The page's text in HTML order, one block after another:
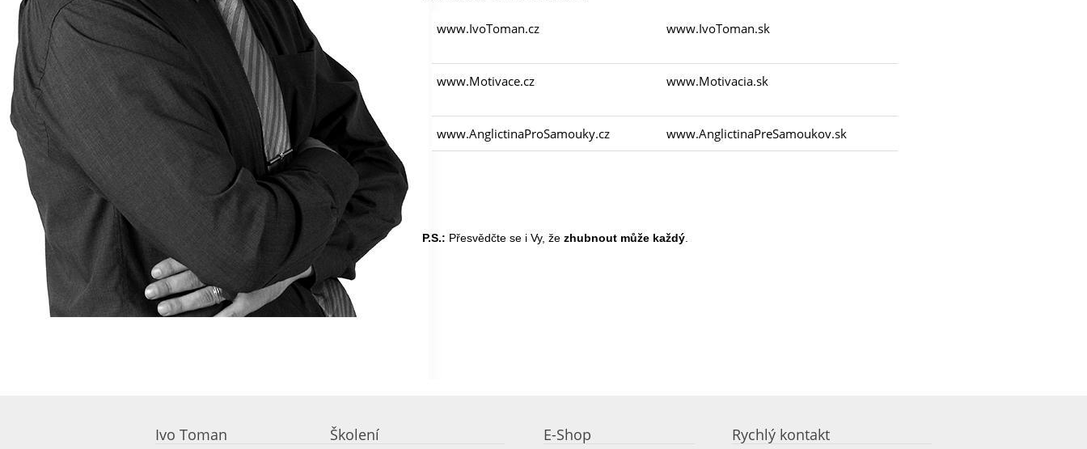
www.IvoToman.cz www.IvoToman.sk
www.Motivace.cz www.Motivacia.sk
www.AnglictinaProSamouky.cz www.AnglictinaPreSamoukov.sk
P.S.: Přesvědčte se i Vy, že zhubnout může každý
Ivo Toman Školení E-Shop Rychlý kontakt